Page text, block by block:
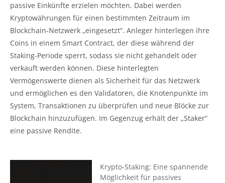
passive Einkünfte erzielen möchten. Dabei werden
Kryptowährungen für einen bestimmten Zeitraum im
Blockchain-Netzwerk „eingesetzt“. Anleger hinterlegen ihre
Coins in einem Smart Contract, der diese während der
Staking-Periode sperrt, sodass sie nicht gehandelt oder
verkauft werden können. Diese hinterlegten
Vermögenswerte dienen als Sicherheit für das Netzwerk
und ermöglichen es den Validatoren, die Knotenpunkte im
System, Transaktionen zu überprüfen und neue Blöcke zur
Blockchain hinzuzufügen. Im Gegenzug erhält der „Staker“
eine passive Rendite.
Krypto-Staking: Eine spannende
Möglichkeit für passives